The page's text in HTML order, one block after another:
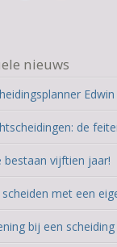
nieuws
de
bestaan vijftien jaar!
met een
bij een scheiding